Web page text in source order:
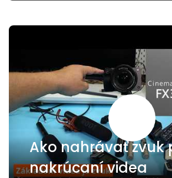
ASUS AMD Radeon
R9700 32 GB pre AI
pracovné stanice